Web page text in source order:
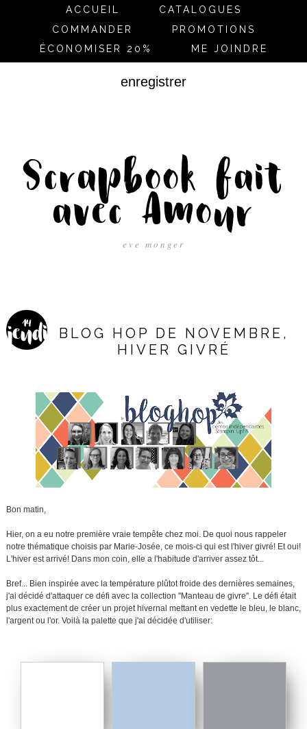
ACCUEIL
CATALOGUES
COMMANDER
PROMOTIONS
ÉCONOMISER 20%
ME JOINDRE
enregistrer
Scrapbook fait
avec Amour
eve monger
14
jeudi
BLOG HOP DE NOVEMBRE,
HIVER GIVRÉ
Bon matin,
Hier, on a eu notre première vraie tempête chez moi. De quoi nous rappeler
notre thématique choisis par Marie-Josée, ce mois-ci qui est l'hiver givré! Et oui!
L'hiver est arrivé! Dans mon coin, elle a l'habitude d'arriver assez tôt...
Bref... Bien inspirée avec la température plûtot froide des dernières semaines,
j'ai décidé d'attaquer ce défi avec la collection ''Manteau de givre''. Le défi était
plus exactement de créer un projet hivernal mettant en vedette le bleu, le blanc,
l'argent ou l'or. Voilà la palette que j'ai décidée d'utiliser: